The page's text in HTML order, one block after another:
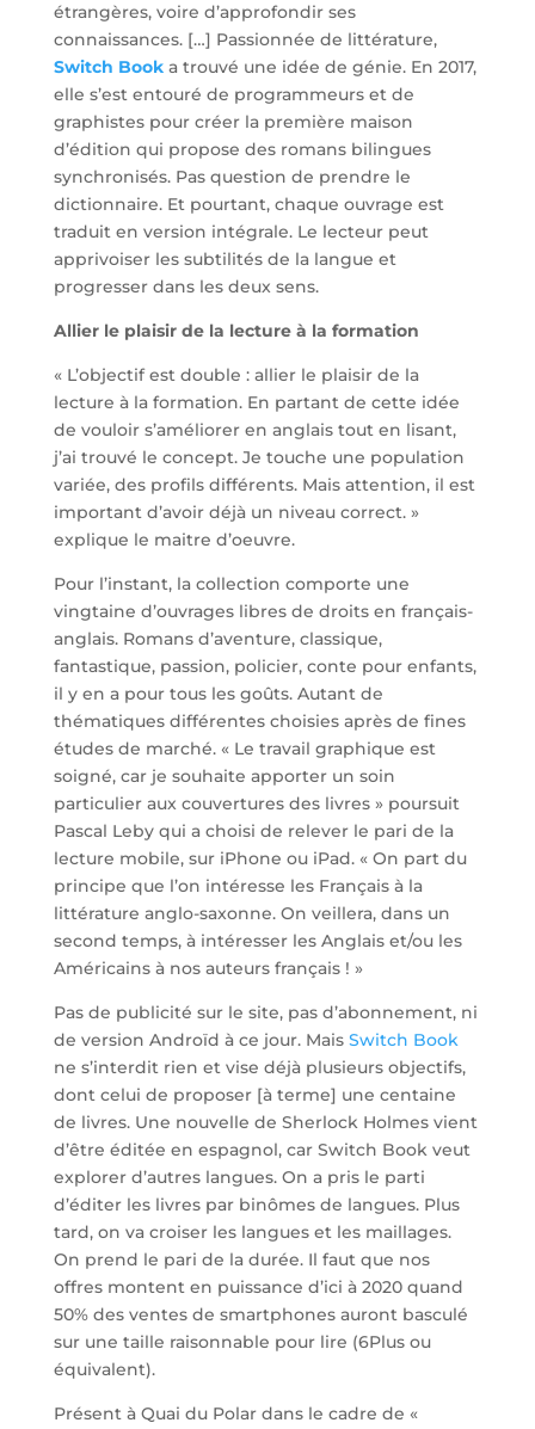
étrangères, voire d’approfondir ses
connaissances. […] Passionnée de littérature,
Switch Booka trouvé une idée de génie. En 2017,
elle s’est entouré de programmeurs et de
graphistes pour créer la première maison
d’édition qui propose des romans bilingues
synchronisés. Pas question de prendre le
dictionnaire. Et pourtant, chaque ouvrage est
traduit en version intégrale. Le lecteur peut
apprivoiser les subtilités de la langue et
progresser dans les deux sens.
Allier le plaisir de la lecture à la formation
« L’objectif est double : allier le plaisir de la
lecture à la formation. En partant de cette idée
de vouloir s’améliorer en anglais tout en lisant,
j’ai trouvé le concept. Je touche une population
variée, des profils différents. Mais attention, il est
important d’avoir déjà un niveau correct. »
explique le maitre d’oeuvre.
Pour l’instant, la collection comporte une
vingtaine d’ouvrages libres de droits en français-
anglais. Romans d’aventure, classique,
fantastique, passion, policier, conte pour enfants,
il y en a pour tous les goûts. Autant de
thématiques différentes choisies après de fines
études de marché. « Le travail graphique est
soigné, car je souhaite apporter un soin
particulier aux couvertures des livres » poursuit
Pascal Leby qui a choisi de relever le pari de la
lecture mobile, sur iPhone ou iPad. « On part du
principe que l’on intéresse les Français à la
littérature anglo-saxonne. On veillera, dans un
second temps, à intéresser les Anglais et/ou les
Américains à nos auteurs français ! »
Pas de publicité sur le site, pas d’abonnement, ni
de version Androïd à ce jour. Mais Switch Book
ne s’interdit rien et vise déjà plusieurs objectifs,
dont celui de proposer [à terme] une centaine
de livres. Une nouvelle de Sherlock Holmes vient
d’être éditée en espagnol, car Switch Book veut
explorer d’autres langues. On a pris le parti
d’éditer les livres par binômes de langues. Plus
tard, on va croiser les langues et les maillages.
On prend le pari de la durée. Il faut que nos
offres montent en puissance d’ici à 2020 quand
50% des ventes de smartphones auront basculé
sur une taille raisonnable pour lire (6Plus ou
équivalent).
Présent à Quai du Polar dans le cadre de «